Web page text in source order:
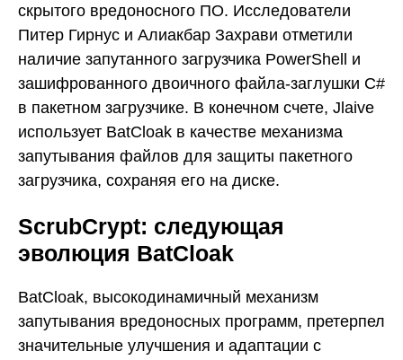
скрытого вредоносного ПО. Исследователи
Питер Гирнус и Алиакбар Захрави отметили
наличие запутанного загрузчика PowerShell и
зашифрованного двоичного файла-заглушки C#
в пакетном загрузчике. В конечном счете, Jlaive
использует BatCloak в качестве механизма
запутывания файлов для защиты пакетного
загрузчика, сохраняя его на диске.
ScrubCrypt: следующая
эволюция BatCloak
BatCloak, высокодинамичный механизм
запутывания вредоносных программ, претерпел
значительные улучшения и адаптации с